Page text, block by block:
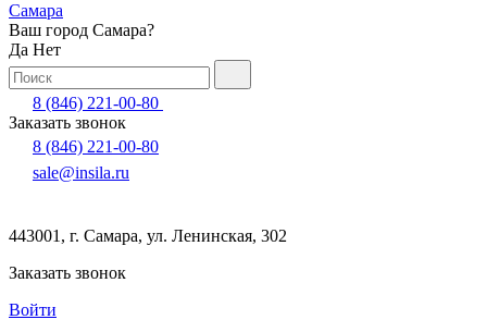
Самара
Ваш город Самара?
Да Нет
8 (846) 221-00-80
Заказать звонок
8 (846) 221-00-80
sale@insila.ru
443001, г. Самара, ул. Ленинская, 302
Заказать звонок
Войти